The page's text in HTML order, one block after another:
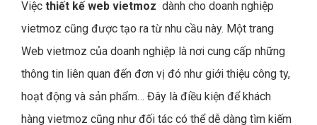
Việc thiết kế web vietmoz dành cho doanh nghiệp
vietmoz cũng được tạo ra từ nhu cầu này. Một trang
Web vietmoz của doanh nghiệp là nơi cung cấp những
thông tin liên quan đến đơn vị đó như giới thiệu công ty,
hoạt động và sản phẩm… Đây là điều kiện để khách
hàng vietmoz cũng như đối tác có thể dễ dàng tìm kiếm